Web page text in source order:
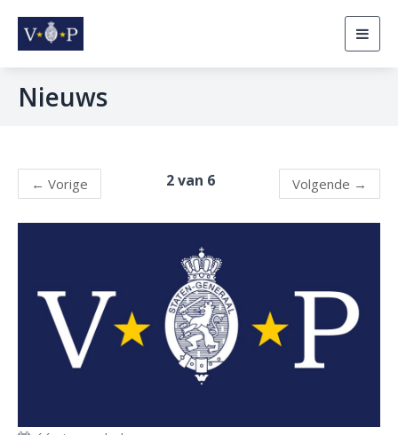
Nieuws
← Vorige 2 van 6 Volgende →